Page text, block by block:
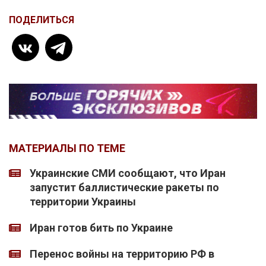
ПОДЕЛИТЬСЯ
МАТЕРИАЛЫ ПО ТЕМЕ
Украинские СМИ сообщают, что Иран
запустит баллистические ракеты по
территории Украины
Иран готов бить по Украине
Перенос войны на территорию РФ в